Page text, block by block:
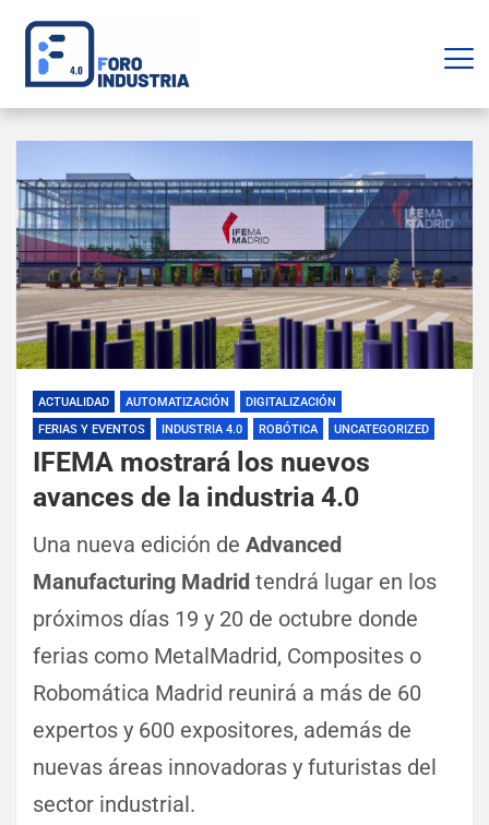
ACTUALIDAD AUTOMATIZACIÓN
DIGITALIZACIÓN
FERIAS Y EVENTOS
INDUSTRIA 4.0 ROBÓTICA UNCATEGORIZED
IFEMA mostrará los nuevos
avances de la industria 4.0
Una nueva edición de Advanced
Manufacturing Madrid tendrá lugar en los
próximos días 19 y 20 de octubre donde
ferias como MetalMadrid, Composites o
Robomática Madrid reunirá a más de 60
expertos y 600 expositores, además de
nuevas áreas innovadoras y futuristas del
sector industrial.